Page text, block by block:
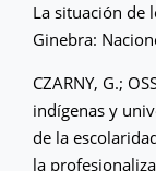
La situación de
Ginebra:
CZARNY, G.;
indígenas y
de la
la